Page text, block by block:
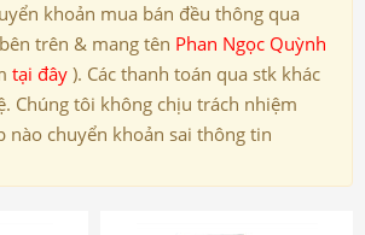
khoản mua bán đều thông qua
trên & mang tên Phan Ngọc Quỳnh
tại đây ). Các thanh toán qua stk khác
Chúng tôi không chịu trách nhiệm
nào chuyển khoản sai thông tin